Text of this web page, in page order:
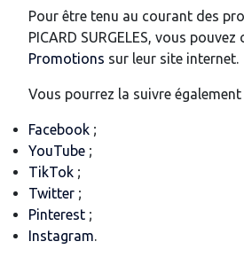
Pour être tenu au courant des
PICARD SURGELES, vous
Promotions sur leur site internet.
Vous pourrez la suivre également
Facebook ;
YouTube ;
TikTok ;
Twitter ;
Pinterest ;
Instagram.